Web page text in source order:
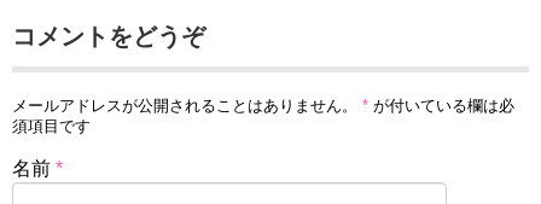
コメントをどうぞ
メールアドレスが公開されることはありません。 * が付いている欄は必
須項目です
名前 *